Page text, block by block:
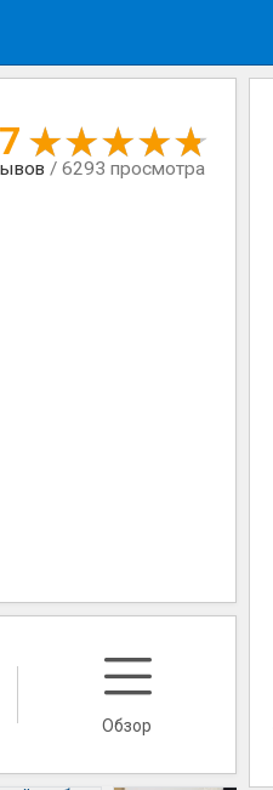
/ 6293 просмотра
Обзор